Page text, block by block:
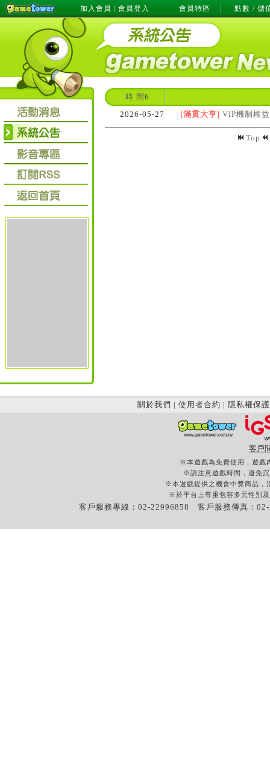
加入會員 | 會員登入 會員特區 點數 / 儲
時 間 6
2026-05-27
[滿貫大亨] VIP機制權
Top
關於我們 | 使用者合約 | 隱私權保護
客戶
※本遊戲為免費使用，遊戲
※請注意遊戲時間，避免
※本遊戲提供之機會中獎商品，
※於平台上尊重包容多元性別
客戶服務專線：02-22996858 客戶服務傳真：